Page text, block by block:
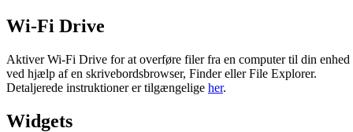
Wi-Fi Drive
Aktiver Wi-Fi Drive for at overføre filer fra en computer til din enhed
ved hjælp af en skrivebordsbrowser, Finder eller File Explorer.
Detaljerede instruktioner er tilgængelige her.
Widgets